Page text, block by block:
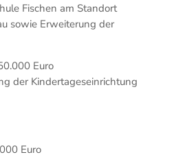
Fischen am Standort
sowie Erweiterung der
Euro
der Kindertageseinrichtung
Euro